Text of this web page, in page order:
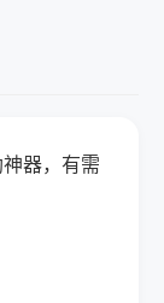
器，有需